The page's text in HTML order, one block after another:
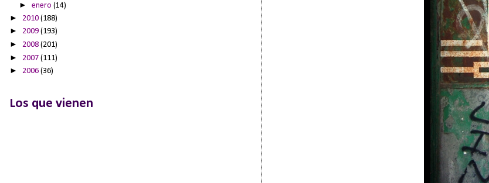
►enero(14)
► 2010 (188)
► 2009 (193)
► 2008 (201)
► 2007 (111)
► 2006 (36)
Los que vienen